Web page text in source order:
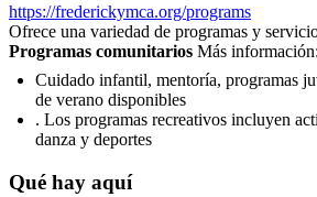
https://frederickymca.org/programs
Ofrece una variedad de programas y
Programas comunitarios Más información:
Cuidado infantil, mentoría, programas
de verano disponibles
. Los programas recreativos incluyen
danza y deportes
Qué hay aquí